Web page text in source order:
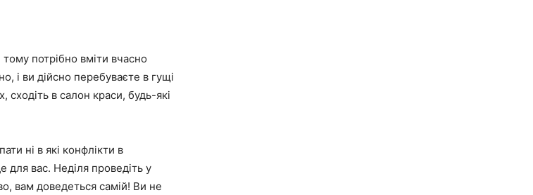
потрібно вміти вчасно
і ви дійсно перебуваєте в гущі
в салон краси, будь-які
ні в які конфлікти в
вас. Неділя проведіть у
вам доведеться самій! Ви не